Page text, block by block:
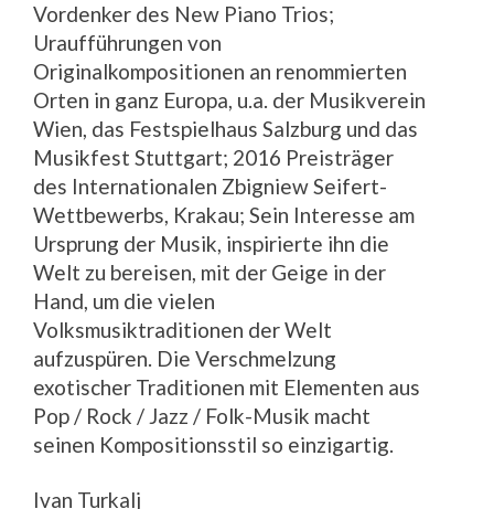
Vordenker des New Piano Trios;
Uraufführungen von
Originalkompositionen an renommierten
Orten in ganz Europa, u.a. der Musikverein
Wien, das Festspielhaus Salzburg und das
Musikfest Stuttgart; 2016 Preisträger
des Internationalen Zbigniew Seifert-
Wettbewerbs, Krakau; Sein Interesse am
Ursprung der Musik, inspirierte ihn die
Welt zu bereisen, mit der Geige in der
Hand, um die vielen
Volksmusiktraditionen der Welt
aufzuspüren. Die Verschmelzung
exotischer Traditionen mit Elementen aus
Pop / Rock / Jazz / Folk-Musik macht
seinen Kompositionsstil so einzigartig.
Ivan Turkalj